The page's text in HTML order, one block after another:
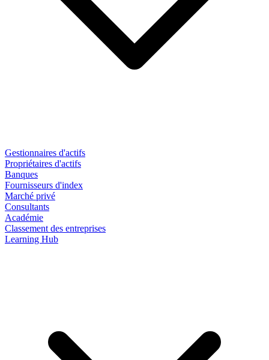
Gestionnaires d'actifs
Propriétaires d'actifs
Banques
Fournisseurs d'index
Marché privé
Consultants
Académie
Classement des entreprises
Learning Hub